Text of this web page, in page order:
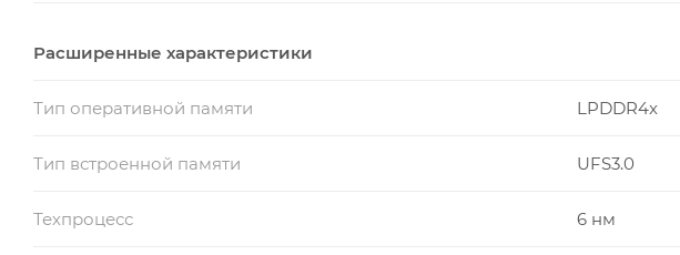
Расширенные характеристики
Тип оперативной памяти LPDDR4x
Тип встроенной памяти UFS3.0
Техпроцесс 6 нм